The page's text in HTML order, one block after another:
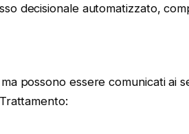
decisionale automatizzato,
possono essere comunicati ai